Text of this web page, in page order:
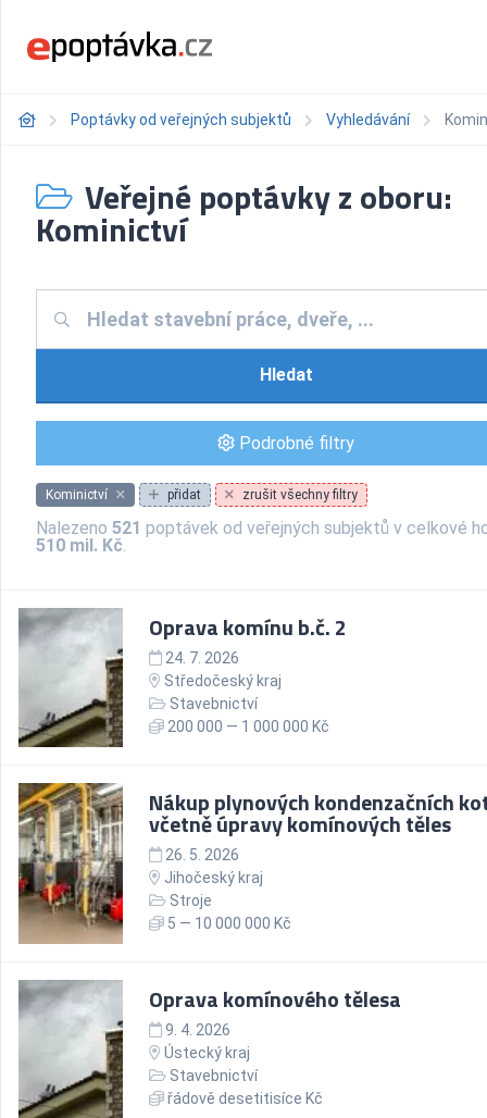
Poptávky od veřejných subjektů Vyhledávání
Veřejné poptávky z oboru:
Kominictví
Hledat
Podrobné filtry
Kominictví přidat zrušit všechny filtry
Nalezeno 521 poptávek od veřejných subjektů v celkové
510 mil. Kč.
Oprava komínu b.č. 2
24. 7. 2026
Středočeský kraj
Stavebnictví
200 000 — 1 000 000 Kč
Nákup plynových kondenzačních
včetně úpravy komínových těles
26. 5. 2026
Jihočeský kraj
Stroje
5 — 10 000 000 Kč
Oprava komínového tělesa
9. 4. 2026
Ústecký kraj
Stavebnictví
řádově desetitisíce Kč